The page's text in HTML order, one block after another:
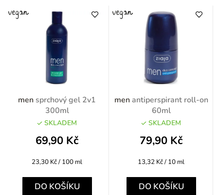
e
r
men sprchový gel 2v1
300ml
SKLADEM
69,90 Kč
Měrná
23,30 Kč / 100 ml
DO KOŠÍKU
menantiperspirant roll-on
60ml
SKLADEM
79,90 Kč
Měrná
13,32 Kč / 10 ml
DO KOŠÍKU